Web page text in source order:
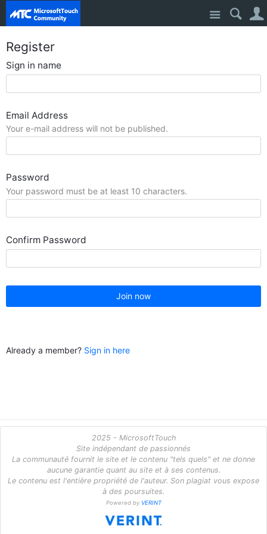
Site
Register
Sign in name
Email Address
Your e-mail address will not be published.
Password
Your password must be at least 10 characters.
Confirm Password
Join now
Already a member? Sign in here
2025 - MicrosoftTouch
Site indépendant de passionnés
La communauté fournit le site et le contenu "tels quels" et ne donne
aucune garantie quant au site et à ses contenus.
Le contenu est l'entière propriété de l'auteur. Son plagiat vous expose
à des poursuites.
Powered by VERINT